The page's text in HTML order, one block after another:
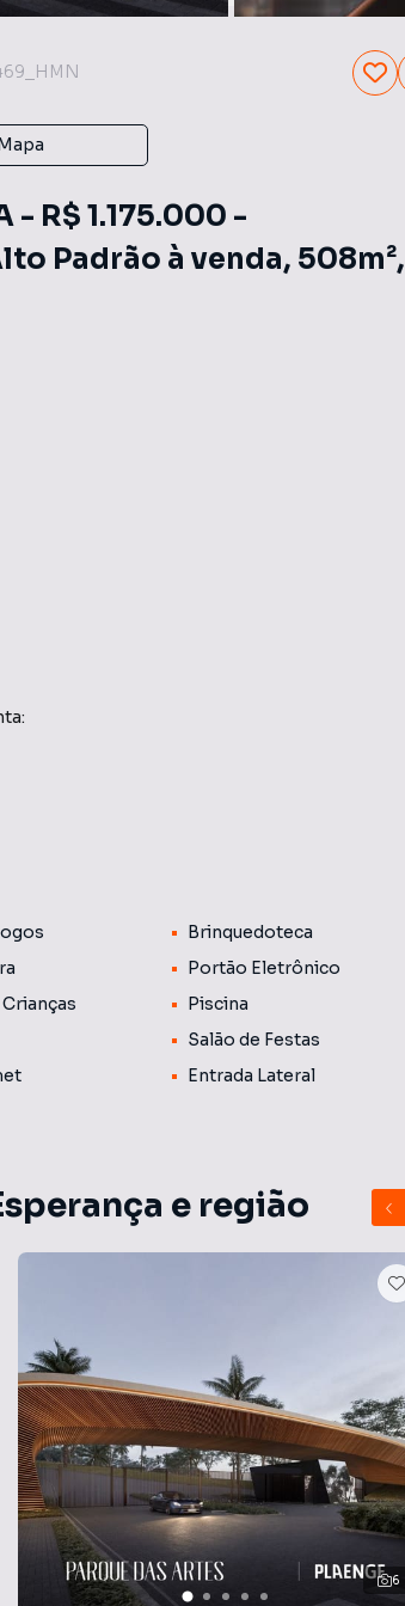
- R$ 1.175.000 -
Padrão à venda, 508m²,
Tempo e o Pesqueiro Ishikawa
Brinquedoteca
Portão Eletrônico
Piscina
Salão de Festas
Entrada Lateral
e região
6